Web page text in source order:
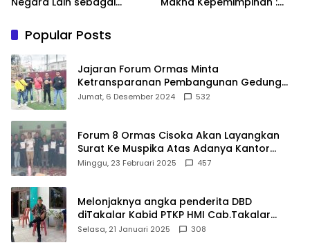
Popular Posts
Jajaran Forum Ormas Minta
Ketransparanan Pembangunan Gedung
Damkar Di Kecamatan Cisoka
Jumat, 6 Desember 2024 532
Forum 8 Ormas Cisoka Akan Layangkan
Surat Ke Muspika Atas Adanya Kantor
Matel di Cisoka
Minggu, 23 Februari 2025 457
Melonjaknya angka penderita DBD
diTakalar Kabid PTKP HMI Cab.Takalar
angkat bicara
Selasa, 21 Januari 2025 308